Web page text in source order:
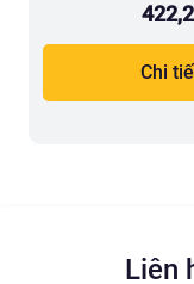
Chi
Liên